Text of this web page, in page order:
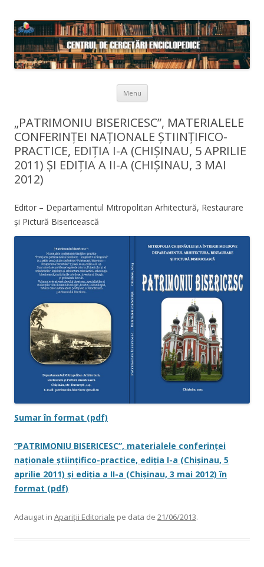
Menu Skip to content
„PATRIMONIU BISERICESC”, MATERIALELE
CONFERINȚEI NAȚIONALE ȘTIINȚIFICO-
PRACTICE, EDIȚIA I-A (CHIȘINAU, 5 APRILIE
2011) ȘI EDIȚIA A II-A (CHIȘINAU, 3 MAI
2012)
Editor – Departamentul Mitropolitan Arhitectură, Restaurare
și Pictură Bisericească
Sumar în format (pdf)
”PATRIMONIU BISERICESC”, materialele conferinței
naționale științifico-practice, ediția I-a (Chișinau, 5
aprilie 2011) și ediția a II-a (Chișinau, 3 mai 2012) în
format (pdf)
Adaugat in Apariții Editoriale pe data de 21/06/2013.